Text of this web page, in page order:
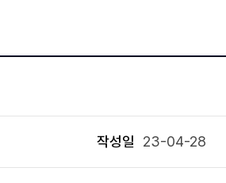
작성일 23-04-28